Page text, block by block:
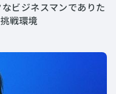
なビジネスマンでありた
戦環境